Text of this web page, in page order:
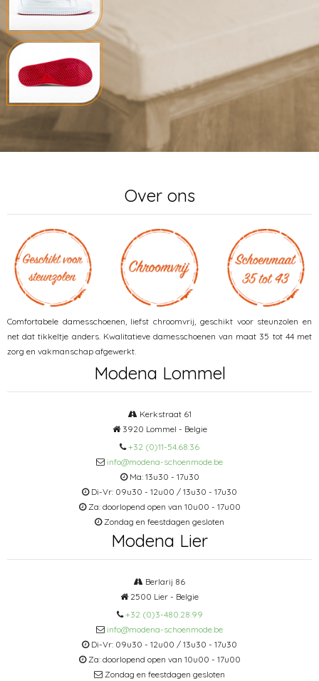
Over ons
Comfortabele damesschoenen, liefst chroomvrij, geschikt voor steunzolen en
net dat tikkeltje anders. Kwalitatieve damesschoenen van maat 35 tot 44 met
zorg en vakmanschap afgewerkt.
Modena Lommel
Kerkstraat 61
3920 Lommel - Belgie
+32 (0)11-54.68.36
info@modena-schoenmode.be
Ma: 13u30 - 17u30
Di-Vr: 09u30 - 12u00 / 13u30 - 17u30
Za: doorlopend open van 10u00 - 17u00
Zondag en feestdagen gesloten
Modena Lier
Berlarij 86
2500 Lier - Belgie
+32 (0)3-480.28.99
info@modena-schoenmode.be
Di-Vr: 09u30 - 12u00 / 13u30 - 17u30
Za: doorlopend open van 10u00 - 17u00
Zondag en feestdagen gesloten